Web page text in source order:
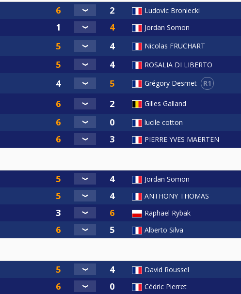
Ludovic Broniecki
Jordan Somon
Nicolas FRUCHART
ROSALIA DI LIBERTO
Grégory Desmet R1
Gilles Galland
lucile cotton
PIERRE YVES MAERTEN
Jordan Somon
ANTHONY THOMAS
Raphael Rybak
Alberto Silva
David Roussel
Cédric Pierret